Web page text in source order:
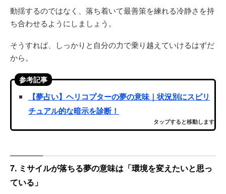
動揺するのではなく、落ち着いて最善策を練れる冷静さを持
ち合わせるようにしましょう。
そうすれば、しっかりと自分の力で乗り越えていけるはずだ
から。
参考記事
【夢占い】ヘリコプターの夢の意味｜状況別にスピリ
チュアル的な暗示を診断！
タップすると移動します
7. ミサイルが落ちる夢の意味は「環境を変えたいと思っ
ている」